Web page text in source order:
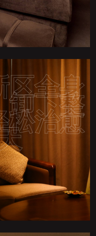
区全身
卸下整
松治愈